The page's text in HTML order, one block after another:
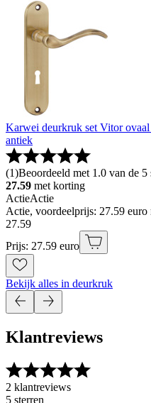
Karwei deurkruk set Vitor
antiek
(1)Beoordeeld met 1.0 van de
27.59 met korting
ActieActie
Actie, voordeelprijs: 27.59 euro
27.59
Prijs: 27.59 euro
Bekijk alles in deurkruk
Klantreviews
2 klantreviews
5 sterren